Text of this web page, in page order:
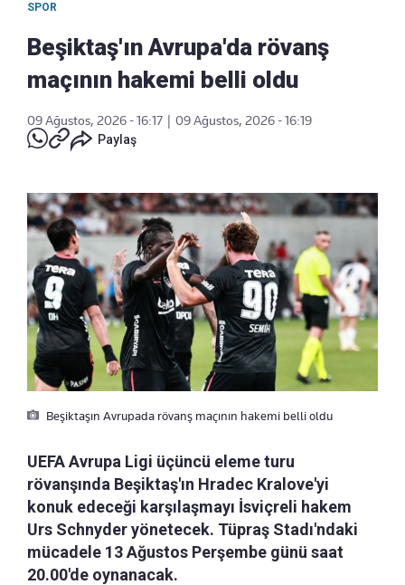
SPOR
Beşiktaş'ın Avrupa'da rövanş
maçının hakemi belli oldu
09 Ağustos, 2026 - 16:17
09 Ağustos, 2026 - 16:19
Paylaş
Beşiktaşın Avrupada rövanş maçının hakemi belli oldu
UEFA Avrupa Ligi üçüncü eleme turu
rövanşında Beşiktaş'ın Hradec Kralove'yi
konuk edeceği karşılaşmayı İsviçreli hakem
Urs Schnyder yönetecek. Tüpraş Stadı'ndaki
mücadele 13 Ağustos Perşembe günü saat
20.00'de oynanacak.